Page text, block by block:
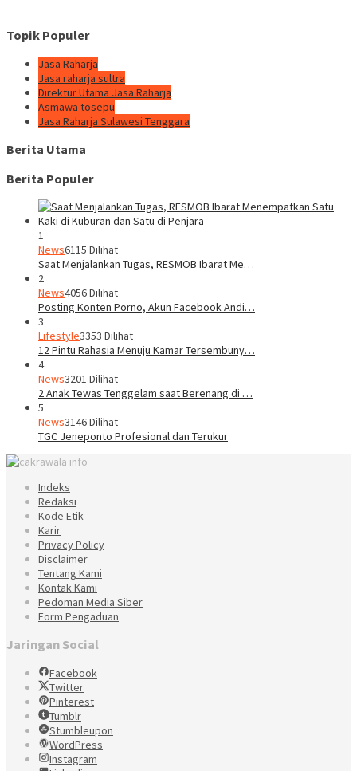
Topik Populer
Jasa Raharja
Jasa raharja sultra
Direktur Utama Jasa Raharja
Asmawa tosepu
Jasa Raharja Sulawesi Tenggara
Berita Utama
Berita Populer
1
News6115 Dilihat
Saat Menjalankan Tugas, RESMOB Ibarat Me…
2
News4056 Dilihat
Posting Konten Porno, Akun Facebook Andi…
3
Lifestyle3353 Dilihat
12 Pintu Rahasia Menuju Kamar Tersembuny…
4
News3201 Dilihat
2 Anak Tewas Tenggelam saat Berenang di …
5
News3146 Dilihat
TGC Jeneponto Profesional dan Terukur
Indeks
Redaksi
Kode Etik
Karir
Privacy Policy
Disclaimer
Tentang Kami
Kontak Kami
Pedoman Media Siber
Form Pengaduan
Jaringan Social
Facebook
Twitter
Pinterest
Tumblr
Stumbleupon
WordPress
Instagram